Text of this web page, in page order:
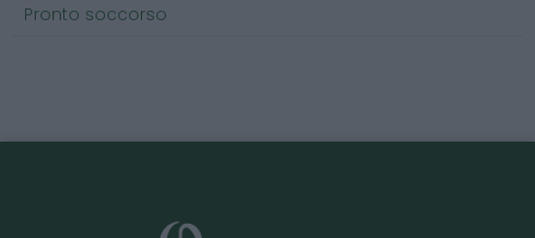
Pronto soccorso